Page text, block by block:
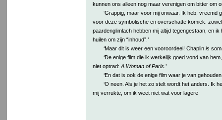
kunnen ons alleen nog maar verenigen om bitter om
‘Grappig, maar voor mij onwaar. Ik heb, vreemd
voor deze symbolische en overschatte komiek:
paardenglimlach hebben mij altijd tegengestaan, en
huilen om zijn “inhoud”.’
‘Maar dit is weer een vooroordeel! Chaplin is
‘De enige film die ik werkelijk goed vond van
niet optrad: A Woman of Paris.’
‘En dat is ook de enige film waar je van gehouden
‘O neen. Als je het zo stelt wordt het anders. Ik
mij verrukte, om ik weet niet wat voor lagere